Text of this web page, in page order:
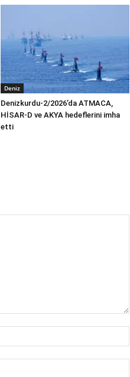
Deniz
Denizkurdu-2/2026’da ATMACA,
HİSAR-D ve AKYA hedeflerini imha
etti